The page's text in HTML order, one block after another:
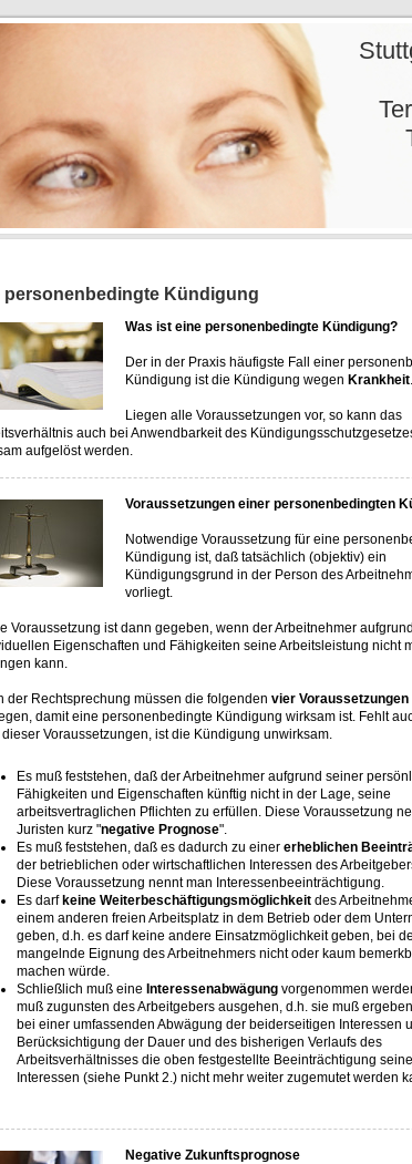
Coll. Stuttgart,
/ 60
personenbedingte Kündigung
Was ist eine personenbedingte Kündigung?
Der in der Praxis häufigste Fall einer
Kündigung ist die Kündigung wegen Krankheit.
Liegen alle Voraussetzungen vor, so kann das
auch bei Anwendbarkeit des
aufgelöst werden.
Voraussetzungen einer personenbedingten
Notwendige Voraussetzung für eine
Kündigung ist, daß tatsächlich (objektiv) ein
Kündigungsgrund in der Person des
vorliegt.
Voraussetzung ist dann gegeben, wenn der Arbeitnehmer
Eigenschaften und Fähigkeiten seine Arbeitsleistung nicht
kann.
der Rechtsprechung müssen die folgenden vier Voraussetzungen
damit eine personenbedingte Kündigung wirksam ist. Fehlt
Voraussetzungen, ist die Kündigung unwirksam.
Es muß feststehen, daß der Arbeitnehmer aufgrund seiner
Fähigkeiten und Eigenschaften künftig nicht in der Lage, seine
arbeitsvertraglichen Pflichten zu erfüllen. Diese Voraussetzung
Juristen kurz "negative Prognose".
Es muß feststehen, daß es dadurch zu einer erheblichen
der betrieblichen oder wirtschaftlichen Interessen des
Diese Voraussetzung nennt man Interessenbeeinträchtigung.
Es darf keine Weiterbeschäftigungsmöglichkeit des
einem anderen freien Arbeitsplatz in dem Betrieb oder dem
geben, d.h. es darf keine andere Einsatzmöglichkeit geben, bei
mangelnde Eignung des Arbeitnehmers nicht oder kaum
machen würde.
Schließlich muß eine Interessenabwägung vorgenommen
muß zugunsten des Arbeitgebers ausgehen, d.h. sie muß
bei einer umfassenden Abwägung der beiderseitigen Interessen
Berücksichtigung der Dauer und des bisherigen Verlaufs des
Arbeitsverhältnisses die oben festgestellte Beeinträchtigung
Interessen (siehe Punkt 2.) nicht mehr weiter zugemutet werden
Negative Zukunftsprognose